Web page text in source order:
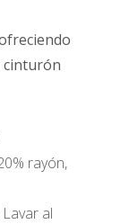
cinturón
rayón,
Lavar al